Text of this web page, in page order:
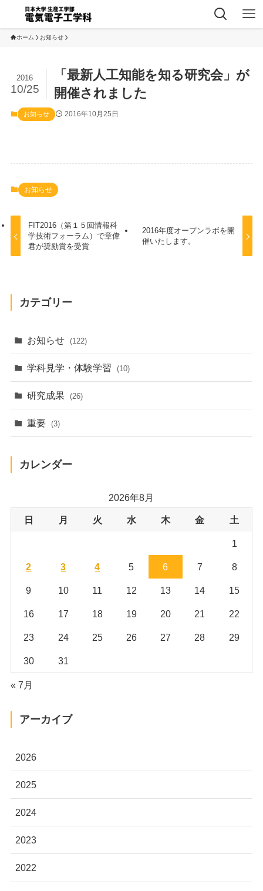
ホーム お知らせ
「最新人工知能を知る研究会」が
開催されました
2016
10/25
お知らせ 2016年10月25日
お知らせ
FIT2016（第１５回情報科
学技術フォーラム）で章偉
君が奨励賞を受賞
2016年度オープンラボを開
催いたします。
カテゴリー
お知らせ (122)
学科見学・体験学習 (10)
研究成果 (26)
重要 (3)
カレンダー
2026年8月
日 月 火 水 木 金 土
1
2 3 4 5 6 7 8
9 10 11 12 13 14 15
16 17 18 19 20 21 22
23 24 25 26 27 28 29
30 31
« 7月
アーカイブ
2026
2025
2024
2023
2022